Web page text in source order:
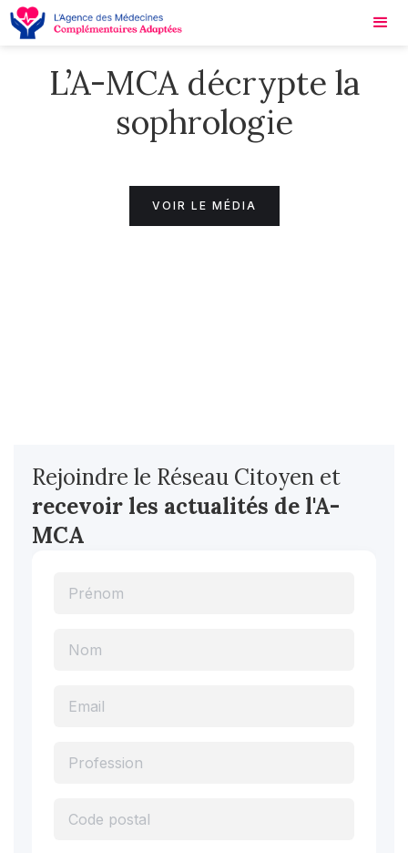
L’A-MCA décrypte la
sophrologie
VOIR LE MÉDIA
Rejoindre le Réseau Citoyen et
recevoir les actualités de l'A-
MCA